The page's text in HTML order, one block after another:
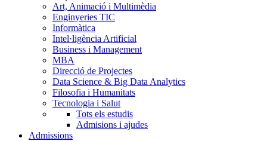
Art, Animació i Multimèdia
Enginyeries TIC
Informàtica
Intel·ligència Artificial
Business i Management
MBA
Direcció de Projectes
Data Science & Big Data Analytics
Filosofia i Humanitats
Tecnologia i Salut
Tots els estudis
Admisions i ajudes
Admissions